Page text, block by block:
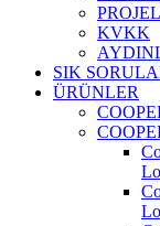
KVKK
SIK
ÜRÜNLER